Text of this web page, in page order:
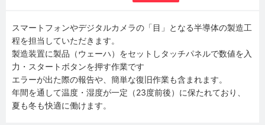
スマートフォンやデジタルカメラの「目」となる半導体の製造工
程を担当していただきます。
製造装置に製品（ウェーハ）をセットしタッチパネルで数値を入
力・スタートボタンを押す作業です
エラーが出た際の報告や、簡単な復旧作業も含まれます。
年間を通して温度・湿度が一定（23度前後）に保たれており、
夏も冬も快適に働けます。